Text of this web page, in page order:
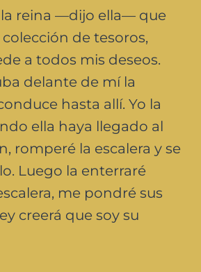
reina —dijo ella— que
de tesoros,
a todos mis deseos.
delante de mí la
hasta allí. Yo la
ella haya llegado al
romperé la escalera y se
Luego la enterraré
me pondré sus
creerá que soy su